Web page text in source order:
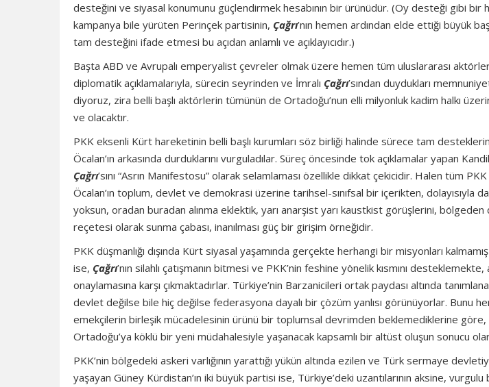
desteğini ve siyasal konumunu güçlendirmek hesabının bir ürünüdür. (Oy desteği gibi bir
kampanya bile yürüten Perinçek partisinin, Çağrı’nın hemen ardından elde ettiği büyük
tam desteğini ifade etmesi bu açıdan anlamlı ve açıklayıcıdır.)
Başta ABD ve Avrupalı emperyalist çevreler olmak üzere hemen tüm uluslararası
diplomatik açıklamalarıyla, sürecin seyrinden ve İmralı Çağrı’sından duydukları
diyoruz, zira belli başlı aktörlerin tümünün de Ortadoğu’nun elli milyonluk kadim halkı
ve olacaktır.
PKK eksenli Kürt hareketinin belli başlı kurumları söz birliği halinde sürece tam
Öcalan’ın arkasında durduklarını vurguladılar. Süreç öncesinde tok açıklamalar yapan
Çağrı’sını “Asrın Manifestosu” olarak selamlaması özellikle dikkat çekicidir. Halen tüm
Öcalan’ın toplum, devlet ve demokrasi üzerine tarihsel-sınıfsal bir içerikten, dolayısıyla
yoksun, oradan buradan alınma eklektik, yarı anarşist yarı kaustkist görüşlerini,
reçetesi olarak sunma çabası, inanılması güç bir girişim örneğidir.
PKK düşmanlığı dışında Kürt siyasal yaşamında gerçekte herhangi bir misyonları
ise, Çağrı’nın silahlı çatışmanın bitmesi ve PKK’nin feshine yönelik kısmını
onaylamasına karşı çıkmaktadırlar. Türkiye’nin Barzanicileri ortak paydası altında
devlet değilse bile hiç değilse federasyona dayalı bir çözüm yanlısı görünüyorlar. Bunu her
emekçilerin birleşik mücadelesinin ürünü bir toplumsal devrimden beklemediklerine
Ortadoğu’ya köklü bir yeni müdahalesiyle yaşanacak kapsamlı bir altüst oluşun sonucu
PKK’nin bölgedeki askeri varlığının yarattığı yükün altında ezilen ve Türk sermaye
yaşayan Güney Kürdistan’ın iki büyük partisi ise, Türkiye’deki uzantılarının aksine,